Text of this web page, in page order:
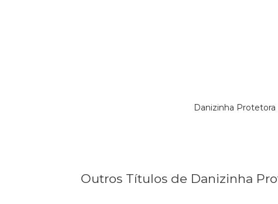
Danizinha
Outros Títulos de Danizinha